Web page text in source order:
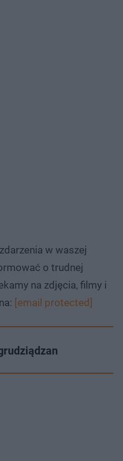
w waszej
o trudnej
na zdjęcia, filmy i
[email protected]